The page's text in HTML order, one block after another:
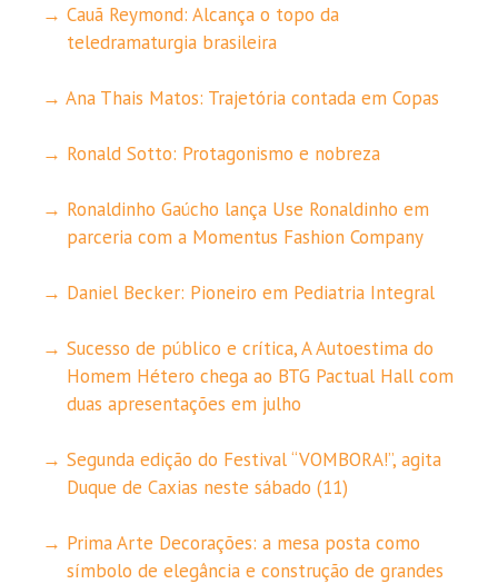
Cauã Reymond: Alcança o topo da
teledramaturgia brasileira
Ana Thais Matos: Trajetória contada em Copas
Ronald Sotto: Protagonismo e nobreza
Ronaldinho Gaúcho lança Use Ronaldinho em
parceria com a Momentus Fashion Company
Daniel Becker: Pioneiro em Pediatria Integral
Sucesso de público e crítica, A Autoestima do
Homem Hétero chega ao BTG Pactual Hall com
duas apresentações em julho
Segunda edição do Festival “VOMBORA!”, agita
Duque de Caxias neste sábado (11)
Prima Arte Decorações: a mesa posta como
símbolo de elegância e construção de grandes